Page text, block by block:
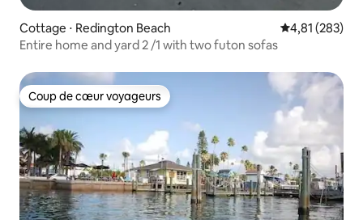
Cottage ⋅ Redington Beach Évaluation
4,81 (283)
Entire home and yard 2 /1 with two futon sofas
Coup de cœur voyageurs
Coup de cœur voyageurs